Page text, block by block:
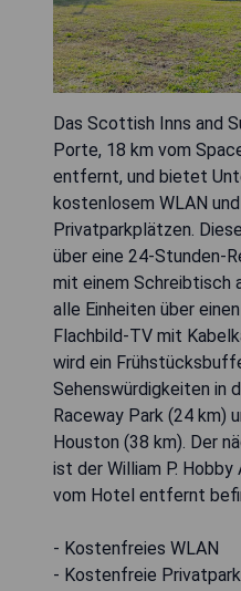
Das Scottish Inns and
Porte, 18 km vom
entfernt, und bietet
kostenlosem WLAN
Privatparkplätzen.
über eine 24-Stunden-
mit einem Schreibtisch
alle Einheiten über
Flachbild-TV mit
wird ein
Sehenswürdigkeiten in
Raceway Park (24 km)
Houston (38 km). Der
ist der William P.
vom Hotel entfernt
- Kostenfreies WLAN
- Kostenfreie